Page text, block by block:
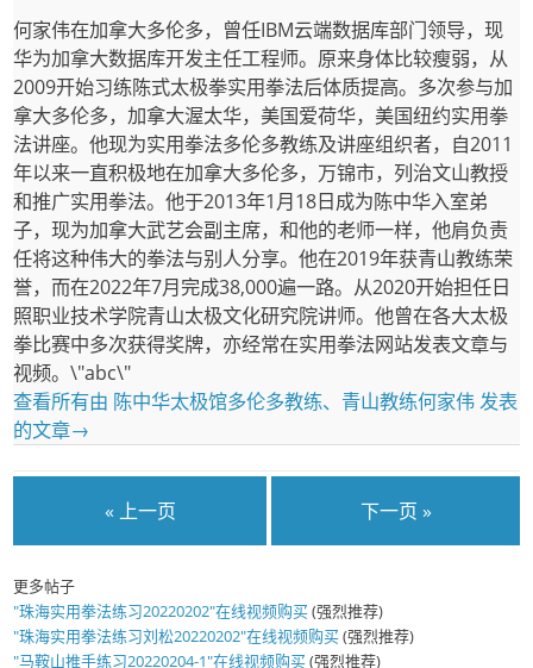
何家伟在加拿大多伦多，曾任IBM云端数据库部门领导，现
华为加拿大数据库开发主任工程师。原来身体比较瘦弱，从
2009开始习练陈式太极拳实用拳法后体质提高。多次参与加
拿大多伦多，加拿大渥太华，美国爱荷华，美国纽约实用拳
法讲座。他现为实用拳法多伦多教练及讲座组织者，自2011
年以来一直积极地在加拿大多伦多，万锦市，列治文山教授
和推广实用拳法。他于2013年1月18日成为陈中华入室弟
子，现为加拿大武艺会副主席，和他的老师一样，他肩负责
任将这种伟大的拳法与别人分享。他在2019年获青山教练荣
誉，而在2022年7月完成38,000遍一路。从2020开始担任日
照职业技术学院青山太极文化研究院讲师。他曾在各大太极
拳比赛中多次获得奖牌，亦经常在实用拳法网站发表文章与
视频。\"abc\"
查看所有由 陈中华太极馆多伦多教练、青山教练何家伟 发表
的文章→
« 上一页 下一页 »
更多帖子
"珠海实用拳法练习20220202"在线视频购买(强烈推荐)
"珠海实用拳法练习刘松20220202"在线视频购买(强烈推荐)
"马鞍山推手练习20220204-1"在线视频购买(强烈推荐)